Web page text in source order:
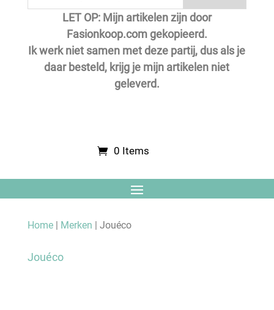
LET OP: Mijn artikelen zijn door
Fasionkoop.com gekopieerd.
Ik werk niet samen met deze partij, dus als je
daar besteld, krijg je mijn artikelen niet
geleverd.
0 Items
Home| Merken | Jouéco
Jouéco